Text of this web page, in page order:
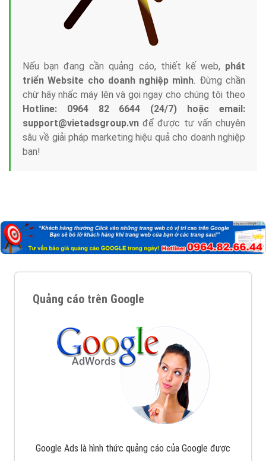
Nếu bạn đang cần quảng cáo, thiết kế web, phát
triển Website cho doanh nghiệp mình. Đừng chần
chừ hãy nhấc máy lên và gọi ngay cho chúng tôi theo
Hotline: 0964 82 6644 (24/7) hoặc email:
support@vietadsgroup.vn để được tư vấn chuyên
sâu về giải pháp marketing hiệu quả cho doanh nghiệp
bạn!
Quảng cáo trên Google
Google Ads là hình thức quảng cáo của Google được